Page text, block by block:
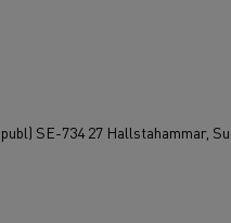
SE-734 27 Hallstahammar,